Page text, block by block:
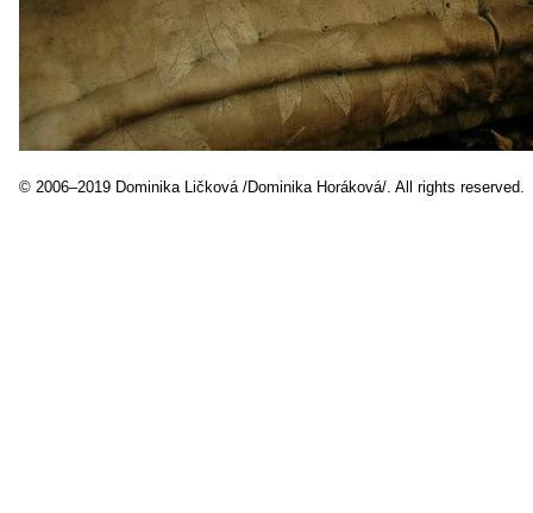
© 2006–2019 Dominika Ličková /Dominika Horáková/. All rights reserved.